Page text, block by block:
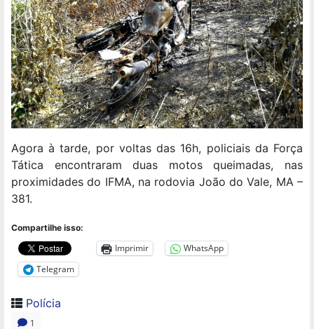
Agora à tarde, por voltas das 16h, policiais da Força
Tática encontraram duas motos queimadas, nas
proximidades do IFMA, na rodovia João do Vale, MA –
381.
Compartilhe isso:
Imprimir
WhatsApp
Telegram
Polícia
1